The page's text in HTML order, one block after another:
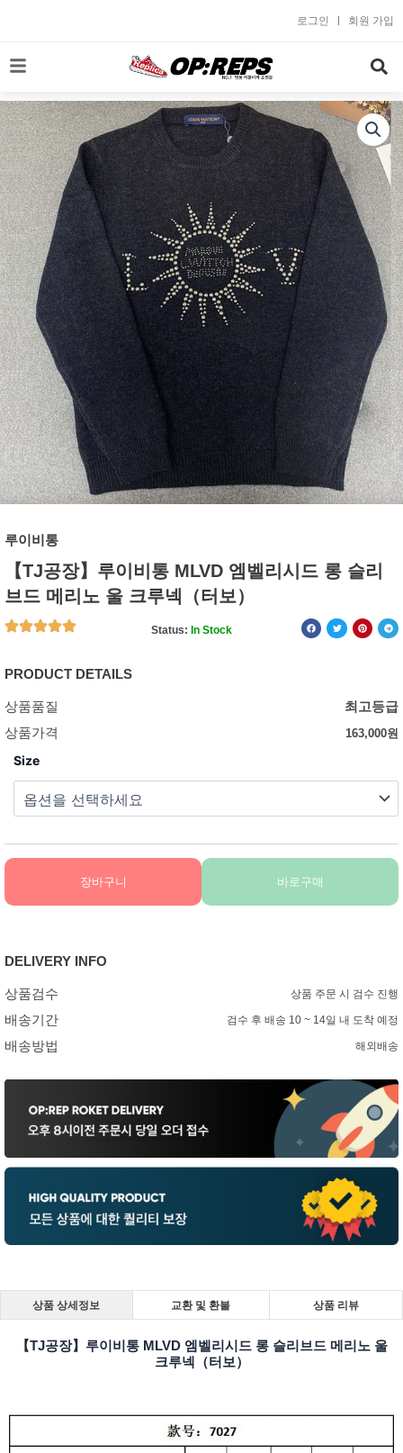
로
너
뛰
기
로그인 회원 가입
루이비통
【TJ공장】루이비통 MLVD 엠벨리시드 롱 슬리
브드 메리노 울 크루넥（터보）
Status: In Stock
PRODUCT DETAILS
상품품질
최고등급
상품가격
163,000원
Size
장바구니 바로구매
DELIVERY INFO
상품검수 상품 주문 시 검수 진행
배송기간 검수 후 배송 10 ~ 14일 내 도착 예정
배송방법 해외배송
상품 상세정보 교환 및 환불 상품 리뷰
【TJ공장】루이비통 MLVD 엠벨리시드 롱 슬리브드 메리노 울
크루넥（터보）